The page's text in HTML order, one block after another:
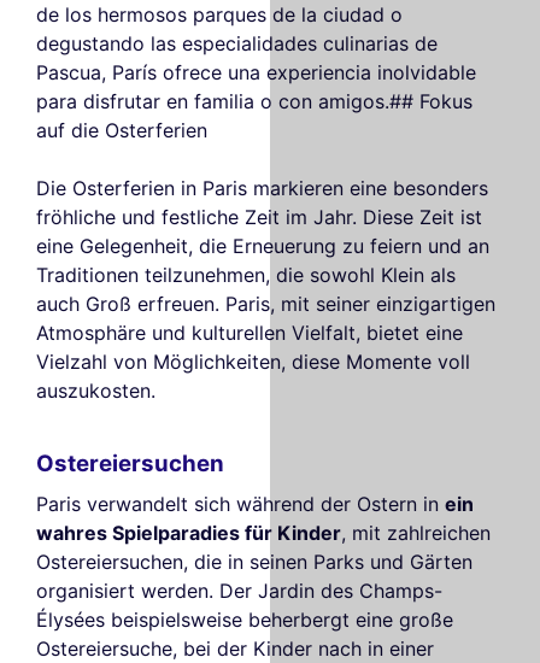
de los hermosos parques de la ciudad o
degustando las especialidades culinarias de
Pascua, París ofrece una experiencia inolvidable
para disfrutar en familia o con amigos.## Fokus
auf die Osterferien
Die Osterferien in Paris markieren eine besonders
fröhliche und festliche Zeit im Jahr. Diese Zeit ist
eine Gelegenheit, die Erneuerung zu feiern und an
Traditionen teilzunehmen, die sowohl Klein als
auch Groß erfreuen. Paris, mit seiner einzigartigen
Atmosphäre und kulturellen Vielfalt, bietet eine
Vielzahl von Möglichkeiten, diese Momente voll
auszukosten.
Ostereiersuchen
Paris verwandelt sich während der Ostern in ein
wahres Spielparadies für Kinder, mit zahlreichen
Ostereiersuchen, die in seinen Parks und Gärten
organisiert werden. Der Jardin des Champs-
Élysées beispielsweise beherbergt eine große
Ostereiersuche, bei der Kinder nach in einer